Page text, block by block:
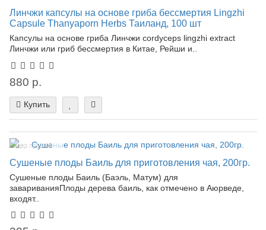
Линчжи капсулы на основе гриба бессмертия Lingzhi
Capsule Thanyaporn Herbs Таиланд, 100 шт
Капсулы на основе гриба Линчжи cordyceps lingzhi extract
Линчжи или гриб бессмертия в Китае, Рейши и..
880 р.
Купить
Лидер продаж!
Сушеные плоды Баиль для приготовления чая, 200гр.
Сушеные плоды Баиль (Баэль, Матум) для
завариванияПлоды дерева баиль, как отмечено в Аюрведе,
входят..